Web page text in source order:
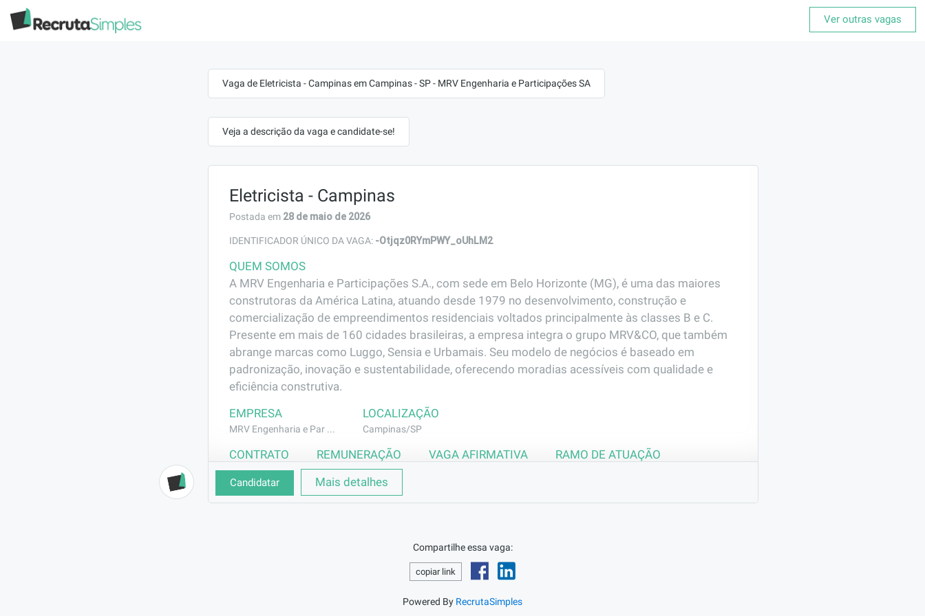
Ver outras vagas
Vaga de Eletricista - Campinas em Campinas - SP - MRV Engenharia e Participações SA
Veja a descrição da vaga e candidate-se!
Eletricista - Campinas
Postada em 28 de maio de 2026
IDENTIFICADOR ÚNICO DA VAGA: -Otjqz0RYmPWY_oUhLM2
QUEM SOMOS
A MRV Engenharia e Participações S.A., com sede em Belo Horizonte (MG), é uma das maiores
construtoras da América Latina, atuando desde 1979 no desenvolvimento, construção e
comercialização de empreendimentos residenciais voltados principalmente às classes B e C.
Presente em mais de 160 cidades brasileiras, a empresa integra o grupo MRV&CO, que também
abrange marcas como Luggo, Sensia e Urbamais. Seu modelo de negócios é baseado em
padronização, inovação e sustentabilidade, oferecendo moradias acessíveis com qualidade e
eficiência construtiva.
EMPRESA
MRV Engenharia e Par ...
LOCALIZAÇÃO
Campinas/SP
CONTRATO
CLT (Efetivo)
REMUNERAÇÃO
R$2801,98
VAGA AFIRMATIVA RAMO DE ATUAÇÃO
BENEFÍCIOS
Execução conforme especificações das atividades de chumbamento de caixas e tubulações,
passagem de cabeamento, quebra de parede e outras atividades da especialidade de elétrica.
Candidatar Mais detalhes
Compartilhe essa vaga:
copiar link
Powered By RecrutaSimples